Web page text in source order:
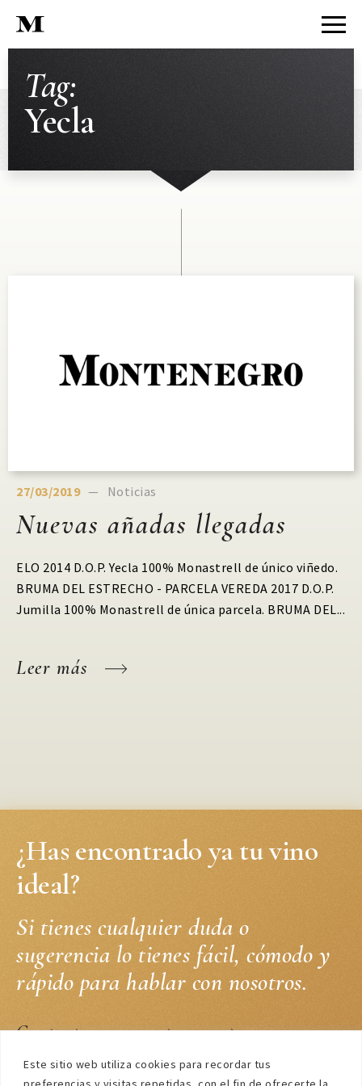
Este sitio web utiliza cookies para recordar tus
Tag:
Yecla
27/03/2019 Noticias
Nuevas añadas llegadas
ELO 2014 D.O.P. Yecla 100% Monastrell de único viñedo.
BRUMA DEL ESTRECHO - PARCELA VEREDA 2017 D.O.P.
Jumilla 100% Monastrell de única parcela. BRUMA DEL...
Leer más
¿Has encontrado ya tu vino
ideal?
Si tienes cualquier duda o
sugerencia lo tienes fácil, cómodo y
rápido para hablar con nosotros.
Contacta con nosotros